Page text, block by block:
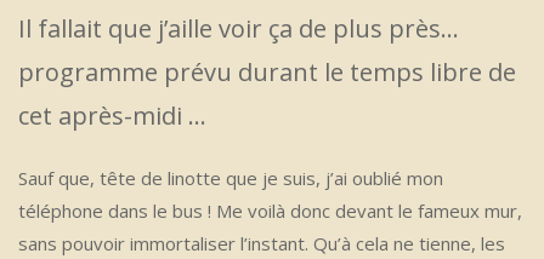
Il fallait que j’aille voir ça de plus près…
programme prévu durant le temps libre de
cet après-midi …
Sauf que, tête de linotte que je suis, j’ai oublié mon
téléphone dans le bus ! Me voilà donc devant le fameux mur,
sans pouvoir immortaliser l’instant. Qu’à cela ne tienne, les